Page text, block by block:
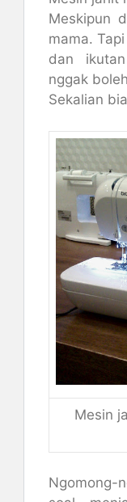
Meskipun
mama.
dan
nggak
Sekalian
Mesin
Ngomong-